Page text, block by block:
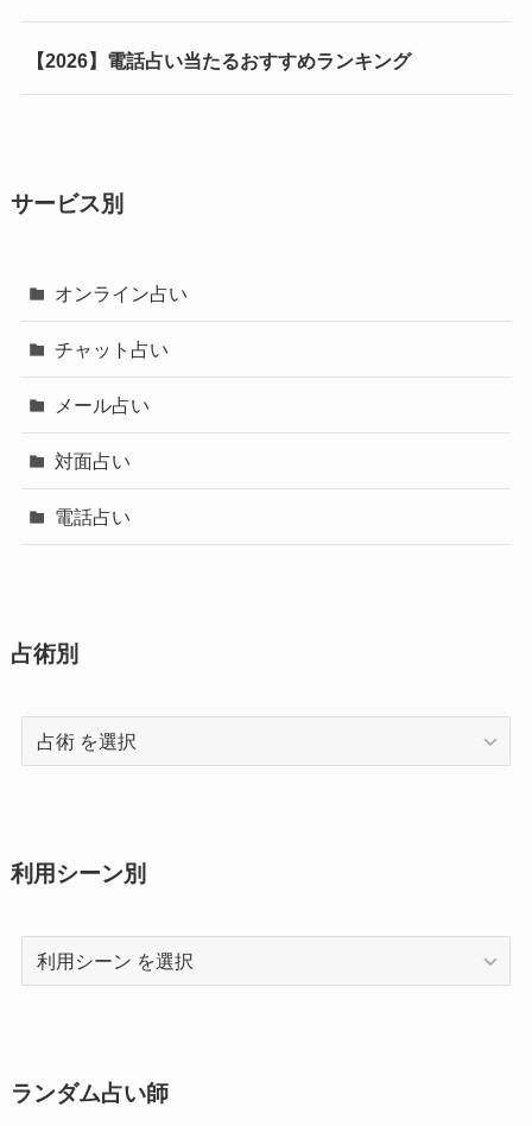
【2026】電話占い当たるおすすめランキング
サービス別
オンライン占い
チャット占い
メール占い
対面占い
電話占い
占術別
術
利用シーン別
利
用
ン
ランダム占い師